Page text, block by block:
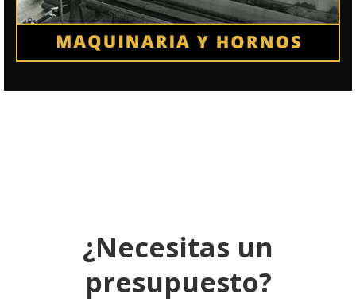
¿Necesitas un
presupuesto?